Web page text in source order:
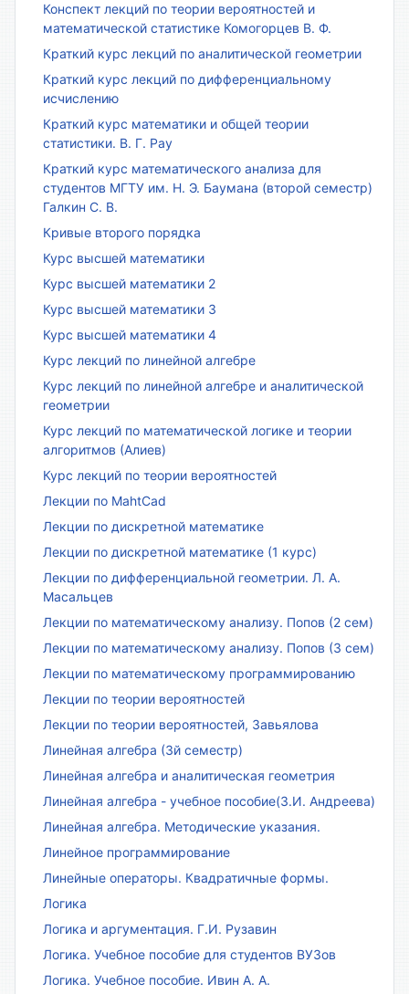
Конспект лекций по теории вероятностей и
математической статистике Комогорцев В. Ф.
Краткий курс лекций по аналитической геометрии
Краткий курс лекций по дифференциальному
исчислению
Краткий курс математики и общей теории
статистики. В. Г. Рау
Краткий курс математического анализа для
студентов МГТУ им. Н. Э. Баумана (второй семестр)
Галкин С. В.
Кривые второго порядка
Курс высшей математики
Курс высшей математики 2
Курс высшей математики 3
Курс высшей математики 4
Курс лекций по линейной алгебре
Курс лекций по линейной алгебре и аналитической
геометрии
Курс лекций по математической логике и теории
алгоритмов (Алиев)
Курс лекций по теории вероятностей
Лекции по MahtCad
Лекции по дискретной математике
Лекции по дискретной математике (1 курс)
Лекции по дифференциальной геометрии. Л. А.
Масальцев
Лекции по математическому анализу. Попов (2 сем)
Лекции по математическому анализу. Попов (3 сем)
Лекции по математическому программированию
Лекции по теории вероятностей
Лекции по теории вероятностей, Завьялова
Линейная алгебра (3й семестр)
Линейная алгебра и аналитическая геометрия
Линейная алгебра - учебное пособие(З.И. Андреева)
Линейная алгебра. Методические указания.
Линейное программирование
Линейные операторы. Квадратичные формы.
Логика
Логика и аргументация. Г.И. Рузавин
Логика. Учебное пособие для студентов ВУЗов
Логика. Учебное пособие. Ивин А. А.